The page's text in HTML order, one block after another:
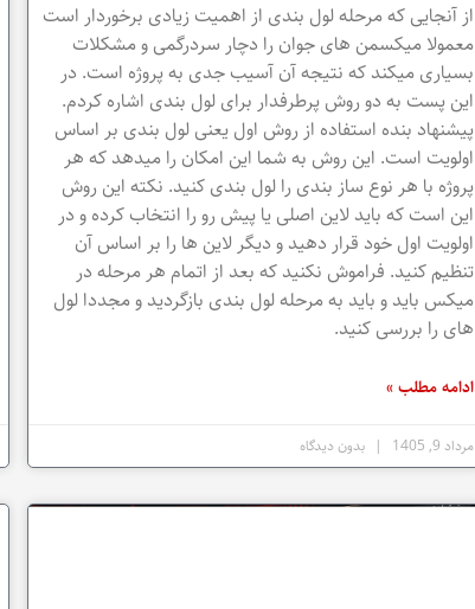
از آنجایی که مرحله لول بندی از اهمیت زیادی برخوردار است
معمولا میکسمن های جوان را دچار سردرگمی و مشکلات
بسیاری میکند که نتیجه آن آسیب جدی به پروژه است. در
این پست به دو روش پرطرفدار برای لول بندی اشاره کردم.
پیشنهاد بنده استفاده از روش اول یعنی لول بندی بر اساس
اولویت است. این روش به شما این امکان را میدهد که هر
پروژه با هر نوع ساز بندی را لول بندی کنید. نکته این روش
این است که باید لاین اصلی یا پیش رو را انتخاب کرده و در
اولویت اول خود قرار دهید و دیگر لاین ها را بر اساس آن
تنظیم کنید. فراموش نکنید که بعد از اتمام هر مرحله در
میکس باید و باید به مرحله لول بندی بازگردید و مجددا لول
های را بررسی کنید.
ادامه مطلب »
مرداد 9, 1405 بدون دیدگاه